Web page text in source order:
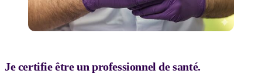
Je certifie être un professionnel de santé.